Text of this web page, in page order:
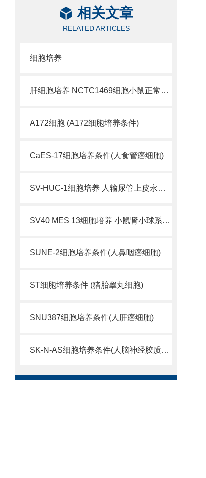
相关文章
RELATED ARTICLES
细胞培养
肝细胞培养 NCTC1469细胞小鼠正常肝细胞
A172细胞 (A172细胞培养条件)
CaES-17细胞培养条件(人食管癌细胞)
SV-HUC-1细胞培养 人输尿管上皮永生化细胞
SV40 MES 13细胞培养 小鼠肾小球系膜细胞
SUNE-2细胞培养条件(人鼻咽癌细胞)
ST细胞培养条件 (猪胎睾丸细胞)
SNU387细胞培养条件(人肝癌细胞)
SK-N-AS细胞培养条件(人脑神经胶质母细胞瘤)